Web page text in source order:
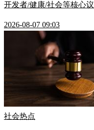
开发者/健康/社会等核心议
2026-08-07 09:03
社会热点